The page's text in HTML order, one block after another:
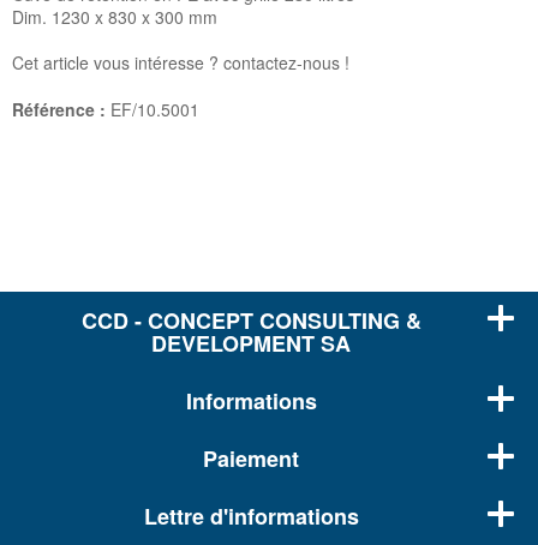
Dim. 1230 x 830 x 300 mm
Cet article vous intéresse ? contactez-nous !
Référence : EF/10.5001
CCD - CONCEPT CONSULTING &
DEVELOPMENT SA
Informations
Paiement
Lettre d'informations